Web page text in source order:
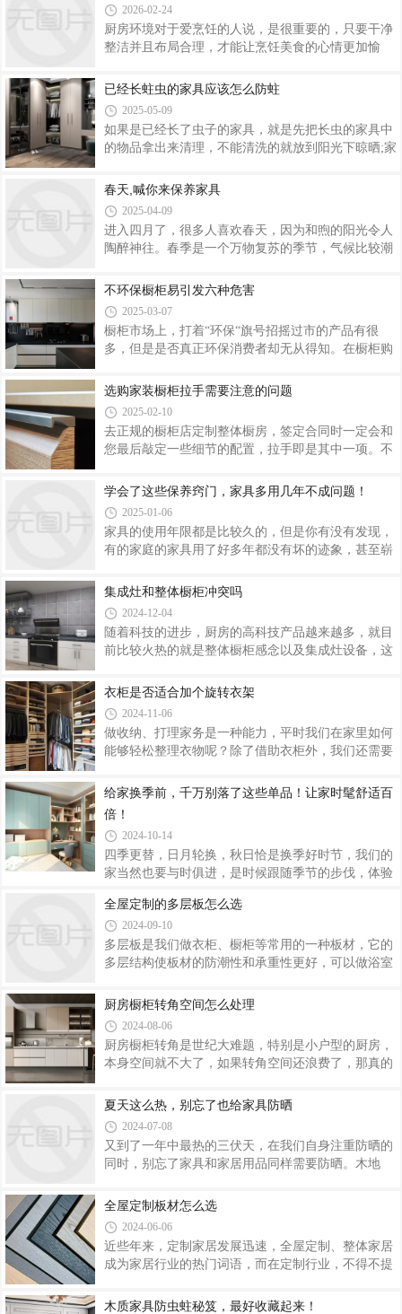
金属家具生锈了怎么办?布加除锈剂擦掉锈迹，之
门上安装了两个华丽漂亮的把手，（3）鞋柜应选用
颜色接近板面的单头手柄。（4）电视柜的把手可以
考虑选择与电气部件或电视柜顶部石材颜色相似的外
房或工作室的家具可以模仿办公楼的做法，选择简
单、方形的把手。（6） 浴室的柜门不多，因此适合
2026-02-24
厨房环境对于爱烹饪的人说，是很重要的，只要干净
整洁并且布局合理，才能让烹饪美食的心情更加愉
房，该怎么破?办法是人想出来，下面是小编精心挑
到帮助。纯白色的一字型橱柜在明媚的阳光照射下，
显得分外纯净、唯美。橱柜对面设有吧台，吧台与客
厅之间的墙面被打破，使厨房变得更加开阔和明亮，
性。狭长型厨房在装修设计时不仅要做好分类收纳储
物空间，保证厨房的干净整洁，还要做好照明设计，
不
已经长蛀虫的家具应该怎么防蛀
2025-05-09
如果是已经长了虫子的家具，就是先把长虫的家具中
的物品拿出来清理，不能清洗的就放到阳光下晾晒;家
蛀虫或白蚁蛀蚀的木家具，可将微量杀虫药液(敌敌
虫蛀孔。或者虫蛀处涂抹石蜡油，连续涂抹10天即
可。但是，切记橱柜等餐具类家具不能使用杀虫剂和
石蜡油。四种防虫法浓盐水、辣椒水防蛀为了防止实
可有防蛀作用。而另一种方法就是用尖辣椒或花椒适
量，捣碎成末，塞入蛀孔，并用开水冲注，有杀
春天,喊你来保养家具
2025-04-09
进入四月了，很多人喜欢春天，因为和煦的阳光令人
陶醉神往。春季是一个万物复苏的季节，气候比较潮
保养才能延长心爱家具的使用寿命哦。一、春季家具
觉很舒服。可是也带来了灰尘，家具除尘变得很重
要。除尘的时候，要用软布顺着家具的纹理轻轻地
擦，千万不能野蛮除尘。避阳摆放。家具摆放的位置
褪色，金属配件易氧化变质，木料容易发脆。夏日最
好用窗帘遮日晒，以保护家具。二、南方春季家具
不环保橱柜易引发六种危害
2025-03-07
橱柜市场上，打着“环保“旗号招摇过市的产品有很
多，但是是否真正环保消费者却无从得知。在橱柜购
来的以下六种危害。一、物理伤害材料、做工低劣的
未经合理处理的部分，很容易造成身体伤害。在橱柜
上直接处理食物，可能因为台面质量问题，造成误食
杂质、碎屑等情况，对健康也有危害。 橱柜还存在噪
的五金件，合理选择面板和台面。二、化学污染除了
甲醛以外，橱柜内可能还存在着有害物质苯、
选购家装橱柜拉手需要注意的问题
2025-02-10
去正规的橱柜店定制整体橱房，签定合同时一定会和
您最后敲定一些细节的配置，拉手即是其中一项。不
些免费的，一些收费的，基本足以让您眼花缭乱，拿
范围之内吗？一、如果您的厨房属于仍大部分保持做
饭功能，且使用频率较高，或您属不喜常打理房间卫
生型，强烈建议在拉手的选择上不管什么款，什么风
知道理由的，我只是做个提醒而已。 二、如果您看
中了一款实心的橱柜拉手，即拉手的一侧全部
学会了这些保养窍门，家具多用几年不成问题！
2025-01-06
家具的使用年限都是比较久的，但是你有没有发现，
有的家庭的家具用了好多年都没有坏的迹象，甚至崭
就产生些裂痕、脱漆等方面问题。其实，家具的耐用
个禁止以及四个尽量的家具保养技巧，让你的家具多
用几年也没事！三个不要第一，不要在木质家具的桌
面上放置高浓度的酒精、香蕉水和刚煮沸的开水等滚
板制作的家具，切忌放在碱水中浸泡，防止夹板散胶
或脱胶。第三，不要用与家具原油漆色泽不同
集成灶和整体橱柜冲突吗
2024-12-04
随着科技的进步，厨房的高科技产品越来越多，就目
前比较火热的就是整体橱柜感念以及集成灶设备，这
灶和整体橱柜同时出现在厨房是否会起冲突，两者有
灶、消毒柜、储藏柜等多种功能于一体的厨房电器。
整体橱柜：是指厨房中存放厨具以及做饭操作的平
台。使用明度较高的色彩搭配，由五大件组成：柜
称“整体厨房”，是指由橱柜、电器、燃气具、厨房功
能用具四位一体组成的橱柜组合。要将集成灶和整体
衣柜是否适合加个旋转衣架
2024-11-06
做收纳、打理家务是一种能力，平时我们在家里如何
能够轻松整理衣物呢？除了借助衣柜外，我们还需要
型的人性化设计。旋转衣架特点其实衣柜旋转衣架也
可以将其叫做旋转衣柜，如果家里面衣柜不够用的
话，这种旋转衣架也是可以临时拿出来用用的，旋转
衣架的造型大多数是圆形的，或者是椭圆形的，在使
用的时候，具有旋转的功能，挂衣服的时候也很方
便，衣柜里面本身的空间就是有限的。但是使用了旋
转衣架以后，就能够让有限的空间得到拓展和延伸，
也能够让衣柜里面有更多的空间来挂一些衣物，不
给家换季前，千万别落了这些单品！让家时髦舒适百
倍！
2024-10-14
四季更替，日月轮换，秋日恰是换季好时节，我们的
家当然也要与时俱进，是时候跟随季节的步伐，体验
是一种对于自己的心境和外界关系思考的体现，能直
观地反映出一个人的生活状态和品味。01餐厅往往是
第一眼察觉到季节变化的场所，时令的新鲜食材透露
着秋天到来的讯息。而餐桌及配饰的选用能让美食有
的喜悦。想要营造一种迎接秋天的轻盈气氛，天然原
餐桌不仅能给餐厅增添一种自然悠远的氛围，
全屋定制的多层板怎么选
2024-09-10
多层板是我们做衣柜、橱柜等常用的一种板材，它的
多层结构使板材的防潮性和承重性更好，可以做浴室
艺复杂，想选择更好的多层板就要深入了解多层板的
桉木多层、杨桉多层。杨木质地较软，所以握钉力
差，更容易变形，而桉木密度很高，木质非常紧实，
所以全桉的多层板更好。多层板的层数有5层、7层、
11层多层板优选全桉原材，也更加经典耐用！怎么甄
选多层板？当然要看工艺！多层板的生产工艺有全
厨房橱柜转角空间怎么处理
2024-08-06
厨房橱柜转角是世纪大难题，特别是小户型的厨房，
本身空间就不大了，如果转角空间还浪费了，那真的
间的利用方法，设计得好真的可以放大厨房空间呢。
方是做了可活动的轨道处理，基本上保证了取用随
心，当然，死角内先前安装了柜板挖空的，这种收纳
方式还是不错的。2、转换为操作台将橱柜拐角转换
柜已经做好了，那么还是可以补救的，比如说，拐角
台板上配一个活动砧板，一防撞，二可以在切菜时
夏天这么热，别忘了也给家具防晒
2024-07-08
又到了一年中最热的三伏天，在我们自身注重防晒的
同时，别忘了家具和家居用品同样需要防晒。木地
当木质地板面对强烈的阳光直射暴晒时，无论是实木
裂。因此在夏天要经常通风，尤其是长期无人居住的
空置房间，更要注意地板易出现起拱、卷边现象，应
定期查看。同时要保持地板干燥、清洁，不用滴水的
油漆表面的光泽。建议一周一次为宜，擦地时一定要
全屋定制板材怎么选
2024-06-06
近些年来，定制家居发展迅速，全屋定制、整体家居
成为家居行业的热门词语，而在定制行业，不得不提
稳定性适配性强。颗粒板既可以做柜体也可以做柜
木质家具防虫蛀秘笈，最好收藏起来！